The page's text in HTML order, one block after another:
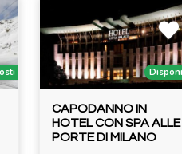
CAPODANNO IN
HOTEL CON SPA ALLE
PORTE DI MILANO